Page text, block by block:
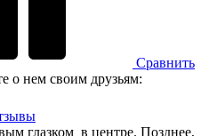
Сравнить
о нем своим друзьям:
глазком в центре. Позднее,